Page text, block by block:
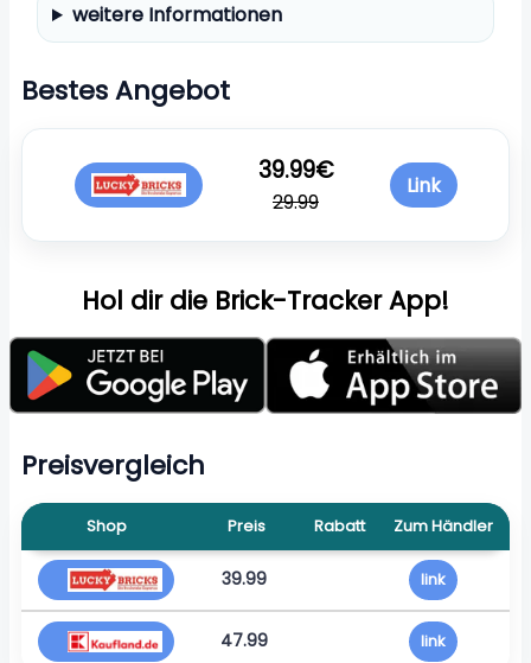
weitere Informationen
Bestes Angebot
39.99€
29.99
Link
Hol dir die Brick-Tracker App!
Preisvergleich
Shop Preis Rabatt Zum Händler
39.99 link
47.99 link